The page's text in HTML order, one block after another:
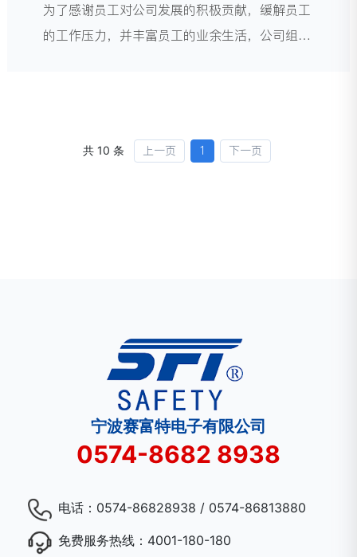
为了感谢员工对公司发展的积极贡献，缓解员工
的工作压力，并丰富员工的业余生活，公司组织
共 10 条 上一页 1 下一页
宁波赛富特电子有限公司
0574-8682 8938
电话： 0574-86828938 / 0574-86813880
免费服务热线： 4001-180-180